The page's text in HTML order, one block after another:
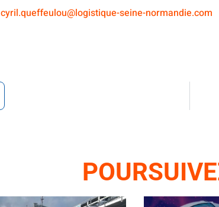
cyril.queffeulou@logistique-seine-normandie.com